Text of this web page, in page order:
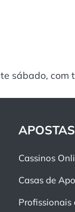
sábado, com
APOSTAS
Cassinos
Casas de
Profissionais